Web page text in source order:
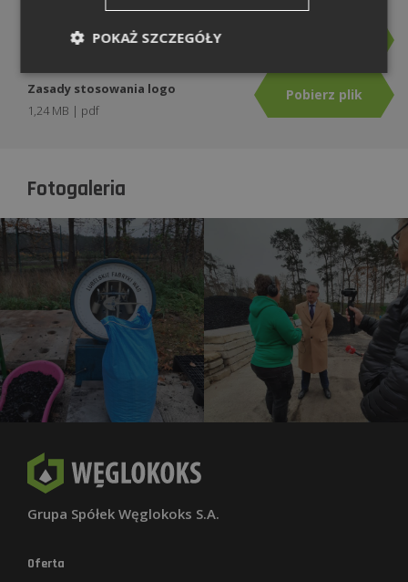
Identyfikacja wizualna - logo
Zasady stosowania logo
1,24 MB | pdf
Pobierz plik
Fotogaleria
Grupa Spółek Węglokoks S.A.
Oferta
POKAŻ SZCZEGÓŁY